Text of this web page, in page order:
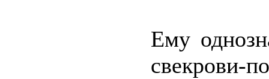
Ему
свекрови-